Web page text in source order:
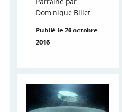
Dominique Billet
Publié le 26 octobre
2016